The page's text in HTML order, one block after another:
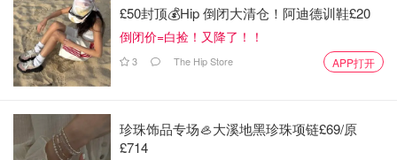
江苏银行 普通客户
0.10％，最低20
元/笔，最高250
80元/笔
浦发银行 普通客户
0.10％，最低50
80元/笔
£50封顶💰Hip 倒闭大清仓！阿迪德训鞋£20
倒闭价=白捡！又降了！！
3 The Hip Store APP打开
珍珠饰品专场🦪大溪地黑珍珠项链£69/原
£714